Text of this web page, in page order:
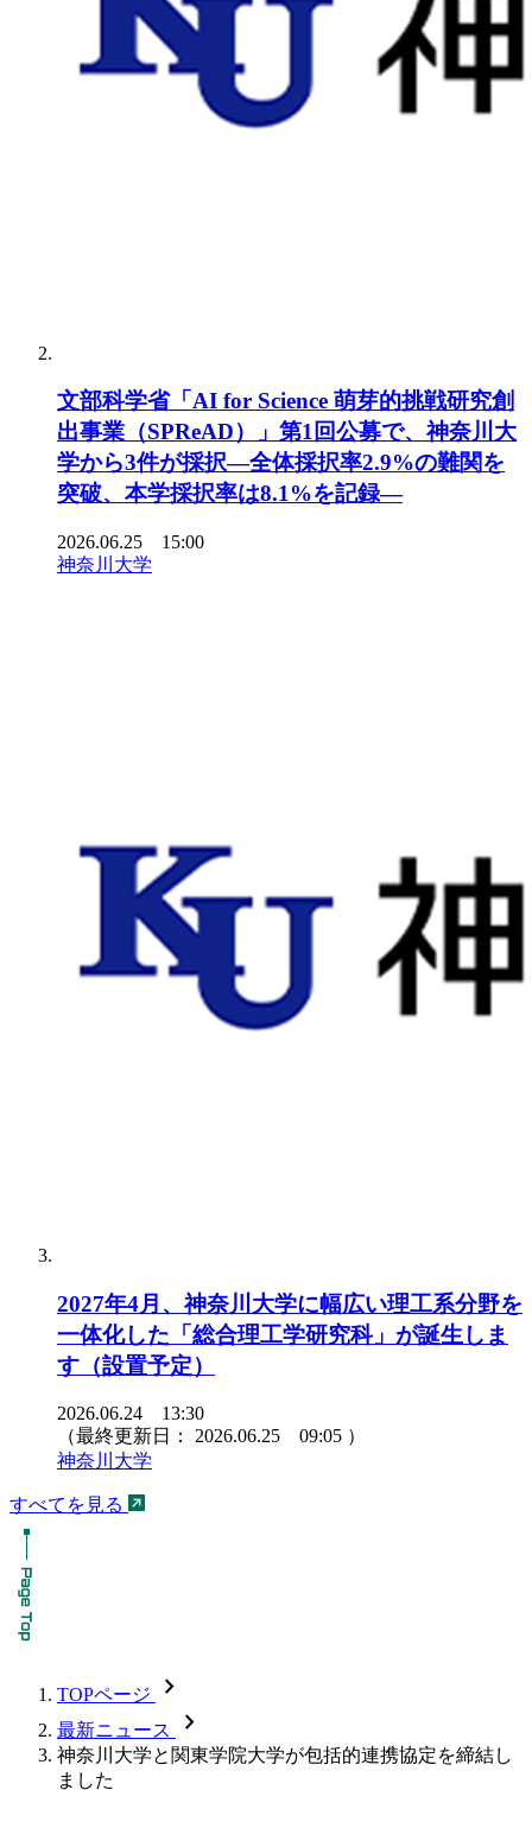
文部科学省「AI for Science 萌芽的挑戦研究創
出事業（SPReAD）」第1回公募で、神奈川大
学から3件が採択―全体採択率2.9%の難関を
突破、本学採択率は8.1%を記録―
2026.06.25 15:00
神奈川大学
2027年4月、神奈川大学に幅広い理工系分野を
一体化した「総合理工学研究科」が誕生しま
す（設置予定）
2026.06.24 13:30
（最終更新日： 2026.06.25 09:05 ）
神奈川大学
すべてを見る
TOPページ chevron_forward
最新ニュース chevron_forward
神奈川大学と関東学院大学が包括的連携協定を締結し
ました